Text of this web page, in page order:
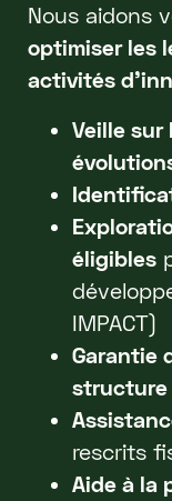
Nous aidons
optimiser les
activités
Veille
éligibles
IMPACT)
Garantie
structure
rescrits
Aide à la